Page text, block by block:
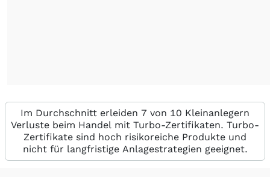
Im Durchschnitt erleiden 7 von 10 Kleinanlegern
Verluste beim Handel mit Turbo-Zertifikaten. Turbo-
Zertifikate sind hoch risikoreiche Produkte und
nicht für langfristige Anlagestrategien geeignet.